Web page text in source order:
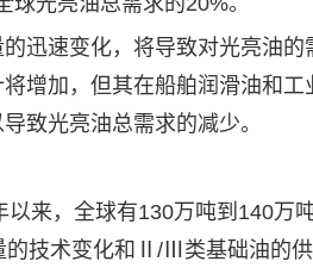
速变化，将导致对光亮油的
增加，但其在船舶润滑油和工
致光亮油总需求的减少。
，全球有130万吨到140万
的技术变化和Ⅱ/Ⅲ类基础油的